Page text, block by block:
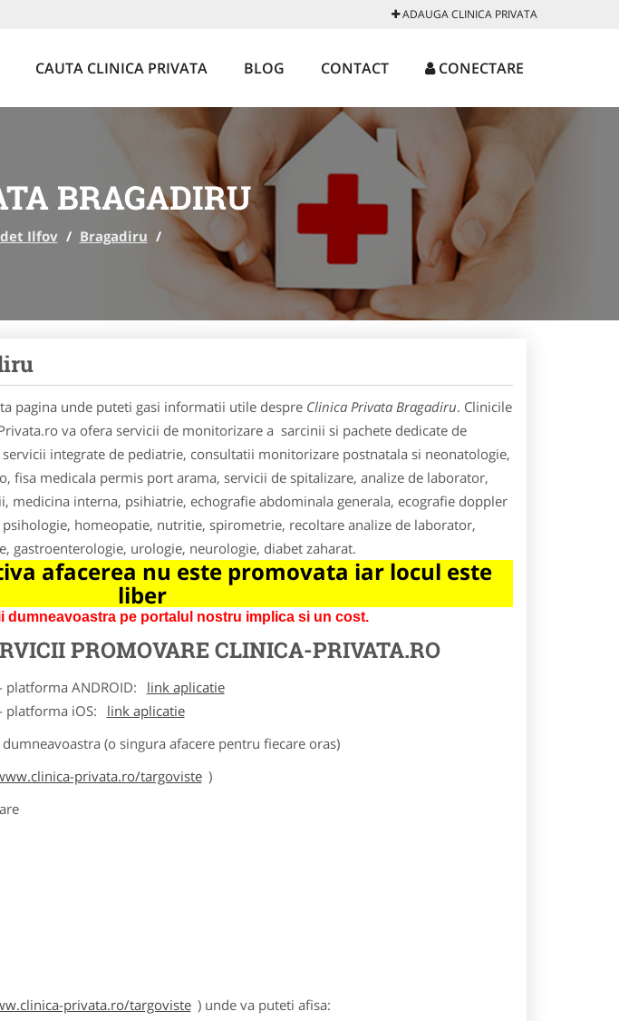
ADAUGA CLINICA PRIVATA
CAUTA CLINICA PRIVATA BLOG CONTACT CONECTARE
BRAGADIRU
Ilfov / Bragadiru /
pagina unde puteti gasi informatii utile despre Clinica Privata Bragadiru. Clinicile
va ofera servicii de monitorizare a sarcinii si pachete dedicate de
integrate de pediatrie, consultatii monitorizare postnatala si neonatologie,
fisa medicala permis port arama, servicii de spitalizare, analize de laborator,
medicina interna, psihiatrie, echografie abdominala generala, ecografie doppler
homeopatie, nutritie, spirometrie, recoltare analize de laborator,
gastroenterologie, urologie, neurologie, diabet zaharat.
afacerea nu este promovata iar locul este
liber
dumneavoastra pe portalul nostru implica si un cost.
PROMOVARECLINICA-PRIVATA.RO
ANDROID:
link aplicatie
platforma iOS:
link aplicatie
(o singura afacere pentru fiecare oras)
privata.ro/targoviste )
privata.ro/targoviste ) unde va puteti afisa: